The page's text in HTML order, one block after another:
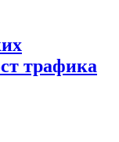
трафика